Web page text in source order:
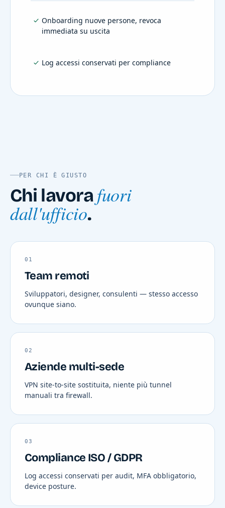
Onboarding nuove persone, revoca
immediata su uscita
Log accessi conservati per compliance
PER CHI È GIUSTO
Chi lavorafuori
dall'ufficio.
01
Team remoti
Sviluppatori, designer, consulenti — stesso accesso
ovunque siano.
02
Aziende multi-sede
VPN site-to-site sostituita, niente più tunnel
manuali tra firewall.
03
Compliance ISO / GDPR
Log accessi conservati per audit, MFA obbligatorio,
device posture.